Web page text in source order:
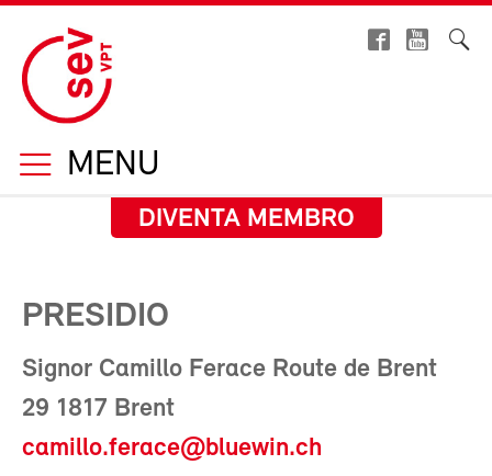
MENU
DIVENTA MEMBRO
PRESIDIO
Signor Camillo Ferace Route de Brent
29 1817 Brent
camillo.ferace@bluewin.ch